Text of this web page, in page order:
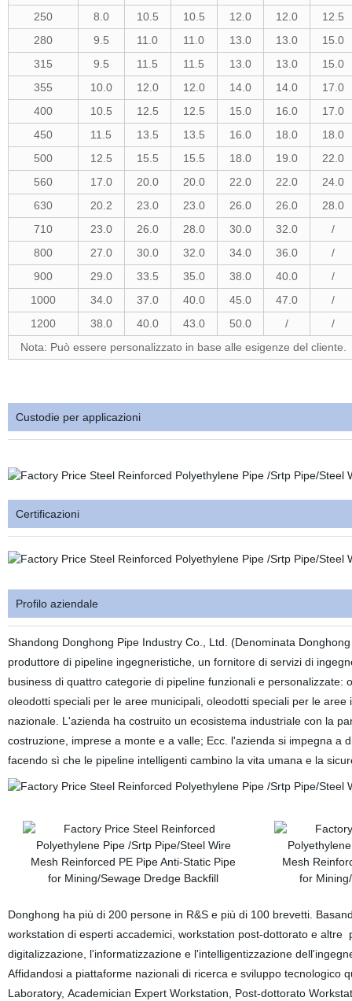
250
8.0 10.5 10.5 12.0 12.0
12.5
280
9.5 11.0 11.0 13.0 13.0
15.0
315
9.5 11.5 11.5 13.0 13.0
15.0
355
10.0 12.0 12.0 14.0 14.0
17.0
400
10.5 12.5 12.5 15.0 16.0
17.0
450
11.5 13.5 13.5 16.0 18.0
18.0
500
12.5 15.5 15.5 18.0 19.0
22.0
560
17.0 20.0 20.0 22.0 22.0
24.0
630
20.2 23.0 23.0 26.0 26.0
28.0
710
23.0 26.0 28.0 30.0 32.0
/
800
27.0 30.0 32.0 34.0 36.0
/
900
29.0 33.5 35.0 38.0 40.0
/
1000
34.0 37.0 40.0 45.0 47.0
/
1200
38.0 40.0 43.0 50.0 /
/
Nota: Può essere personalizzato in base alle esigenze del cliente.
Custodie per applicazioni
Certificazioni
Profilo aziendale
Shandong Donghong Pipe Industry Co., Ltd. (Denominata
produttore di pipeline ingegneristiche, un fornitore di servizi di
business di quattro categorie di pipeline funzionali e
oleodotti speciali per le aree municipali, oleodotti speciali per le
nazionale. L'azienda ha costruito un ecosistema industriale con la
costruzione, imprese a monte e a valle; Ecc. l'azienda si impegna a
facendo sì che le pipeline intelligenti cambino la vita umana e la
Donghong ha più di 200 persone in R&S e più di 100 brevetti.
workstation di esperti accademici, workstation post-dottorato e
digitalizzazione, l'informatizzazione e l'intelligentizzazione
Affidandosi a piattaforme nazionali di ricerca e sviluppo tecnologico
Laboratory, Academician Expert Workstation, Post-dottorato